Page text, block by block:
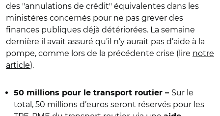
des "annulations de crédit" équivalentes dans les
ministères concernés pour ne pas grever des
finances publiques déjà détériorées. La semaine
dernière il avait assuré qu’il n’y aurait pas d’aide à la
pompe, comme lors de la précédente crise (lire notre
article).
50 millions pour le transport routier – Sur le
total, 50 millions d’euros seront réservés pour les